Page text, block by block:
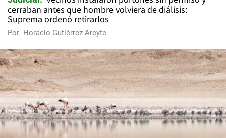
cerraban antes que hombre volviera de diálisis:
Suprema ordenó retirarlos
Por Horacio Gutiérrez Areyte